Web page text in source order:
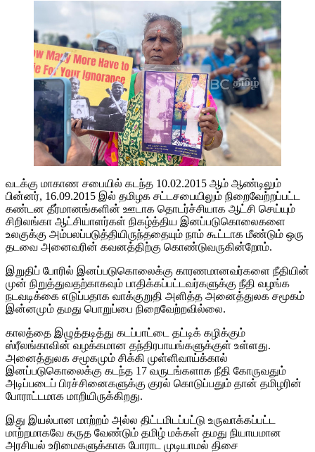
வடக்கு மாகாண சபையில் கடந்த 10.02.2015 ஆம் ஆண்டிலும்
பின்னர், 16.09.2015 இல் தமிழக சட்டசபையிலும் நிறைவேற்றப்பட்ட
கண்டன தீர்மானங்களின் ஊடாக தொடர்ச்சியாக ஆட்சி செய்யும்
சிறிலங்கா ஆட்சியாளர்கள் நிகழ்த்திய இனப்படுகொலைகளை
உலகுக்கு அம்பலப்படுத்தியிருந்ததையும் நாம் கூட்டாக மீண்டும் ஒரு
தடவை அனைவரின் கவனத்திற்கு கொண்டுவருகின்றோம்.
இறுதிப் போரில் இனப்படுகொலைக்கு காரணமானவர்களை நீதியின்
முன் நிறுத்துவதற்காகவும் பாதிக்கப்பட்டவர்களுக்கு நீதி வழங்க
நடவடிக்கை எடுப்பதாக வாக்குறுதி அளித்த அனைத்துலக சமூகம்
இன்னமும் தமது பொறுப்பை நிறைவேற்றவில்லை.
காலத்தை இழுத்தடித்து கடப்பாட்டை தட்டிக் கழிக்கும்
ஸ்ரீலங்காவின் வழக்கமான தந்திரபாயங்களுக்குள் உள்ளது.
அனைத்துலக சமூகமும் சிக்கி முள்ளிவாய்க்கால்
இனப்படுகொலைக்கு கடந்த 17 வருடங்களாக நீதி கோருவதும்
அடிப்படைப் பிரச்சினைகளுக்கு குரல் கொடுப்பதும் தான் தமிழரின்
போராட்டமாக மாறியிருக்கிறது.
இது இயல்பான மாற்றம் அல்ல திட்டமிடப்பட்டு உருவாக்கப்பட்ட
மாற்றமாகவே கருத வேண்டும் தமிழ் மக்கள் தமது நியாயமான
அரசியல் உரிமைகளுக்காக போராட முடியாமல் திசை